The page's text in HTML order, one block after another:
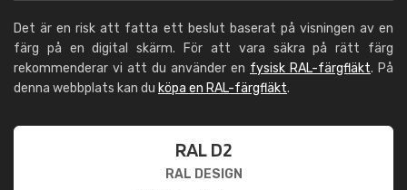
Det är en risk att fatta ett beslut baserat på visningen av en
färg på en digital skärm. För att vara säkra på rätt färg
rekommenderar vi att du använder en fysisk RAL-färgfläkt. På
denna webbplats kan du köpa en RAL-färgfläkt.
RAL D2
RAL DESIGN